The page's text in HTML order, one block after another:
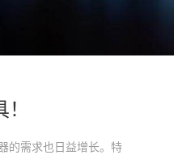
的需求也日益增长。特